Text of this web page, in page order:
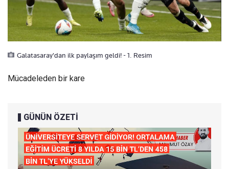
Galatasaray'dan ilk paylaşım geldi! - 1. Resim
Mücadeleden bir kare
GÜNÜN ÖZETİ